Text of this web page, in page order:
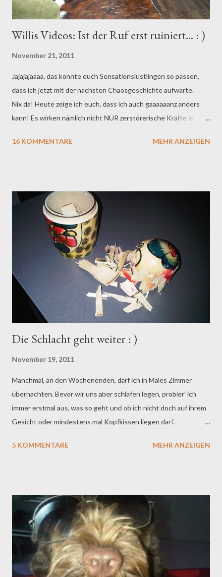
Willis Videos: Ist der Ruf erst ruiniert... : )
November 21, 2011
Jajajajaaaa, das könnte euch Sensationslüstlingen so passen,
dass ich jetzt mit der nächsten Chaosgeschichte aufwarte.
Nix da! Heute zeige ich euch, dass ich auch gaaaaaanz anders
kann! Es wirken nämlich nicht NUR zerstörerische Kräfte in
Killerrüde ganz zahm... Was ihr sehen werdet: Müsli
"Außen" : ), eine Menge Leckerlis und meinen Puller, ihr Ferkel,
aber da guckt ihr nicht hin, gefälligst! Ach, und übrigens, an die
Markerprofis unter euch, Fraule klickert manchmal etwas
verschlafen, das wissen wir, macht aber nix... : )
16 KOMMENTARE MEHR ANZEIGEN
Die Schlacht geht weiter : )
November 19, 2011
Manchmal, an den Wochenenden, darf ich in Males Zimmer
übernachten. Bevor wir uns aber schlafen legen, probier' ich
immer erstmal aus, was so geht und ob ich nicht doch auf ihrem
Gesicht oder mindestens mal Kopfkissen liegen darf.
Abwehrhaltung in einem engen Verhältnis zur Zeitachse
einen solch gesunden Schlaf haben, dass sie überhaupt nix
mehr mitkriegen und man völlig ungestört noch viel mehr
probieren kann - im Gegensatz zu Fraules
Partisanenschlaf übrigens, die schon hellwach ist, wenn ich nur
daran denke, dass ich ja mal testweise meine linke Vorderpfote
auf diejenige Bettkante stellen könnte, die auch noch am
5 KOMMENTARE MEHR ANZEIGEN